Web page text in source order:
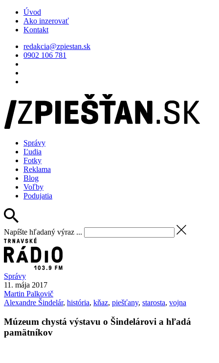
Úvod
Ako inzerovať
Kontakt
redakcia@zpiestan.sk
0902 106 781
Správy
Ľudia
Fotky
Reklama
Blog
Voľby
Podujatia
Napíšte hľadaný výraz ...
Správy
11. mája 2017
Martin Palkovič
Alexandre Šindelár, história, kňaz, piešťany, starosta, vojna
Múzeum chystá výstavu o Šindelárovi a hľadá
pamätníkov